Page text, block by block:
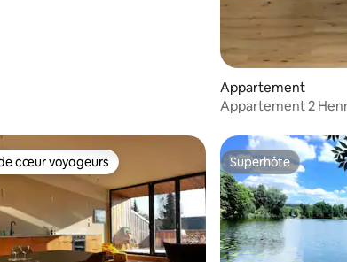
Appartement
Appartement 2
cœur voyageurs
cœur voyageurs Superhôte
Superhôte